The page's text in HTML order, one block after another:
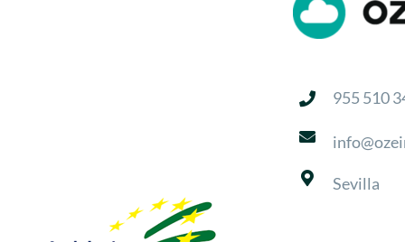
955 510
Sevilla